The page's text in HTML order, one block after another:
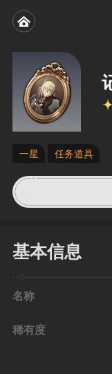
一星 任务道具
基本信息
名称
稀有度